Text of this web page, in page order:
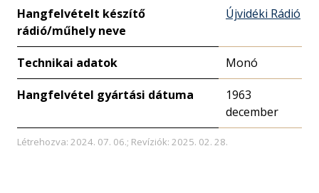
Hangfelvételt készítő
rádió/műhely neve
Újvidéki Rádió
Technikai adatok Monó
Hangfelvétel gyártási dátuma
1963
december
Létrehozva: 2024. 07. 06.; Revíziók: 2025. 02. 28.